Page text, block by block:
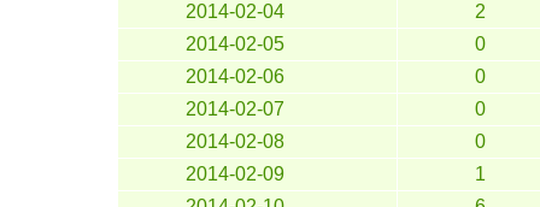
2014-02-04
2
2014-02-05
0
2014-02-06
0
2014-02-07
0
2014-02-08
0
2014-02-09
1